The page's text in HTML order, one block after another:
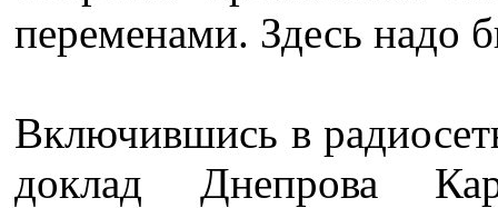
переменами. Здесь надо
Включившись в
доклад Днепрова